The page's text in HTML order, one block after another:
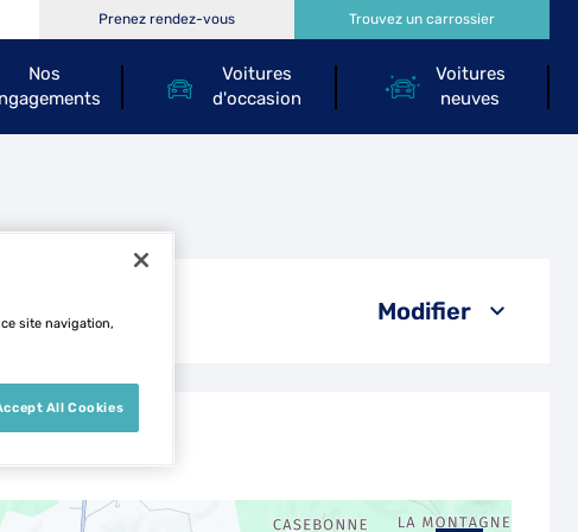
Nos
Voitures
d'occasion
Voitures
neuves
Prenez rendez-vous Trouvez un carrossier
Modifier
site navigation,
All Cookies